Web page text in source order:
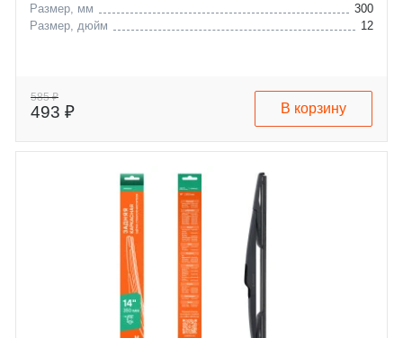
Размер, мм
300
Размер, дюйм
12
585 ₽
493 ₽ В корзину